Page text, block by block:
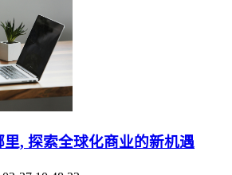
, 探索全球化商业的新机遇